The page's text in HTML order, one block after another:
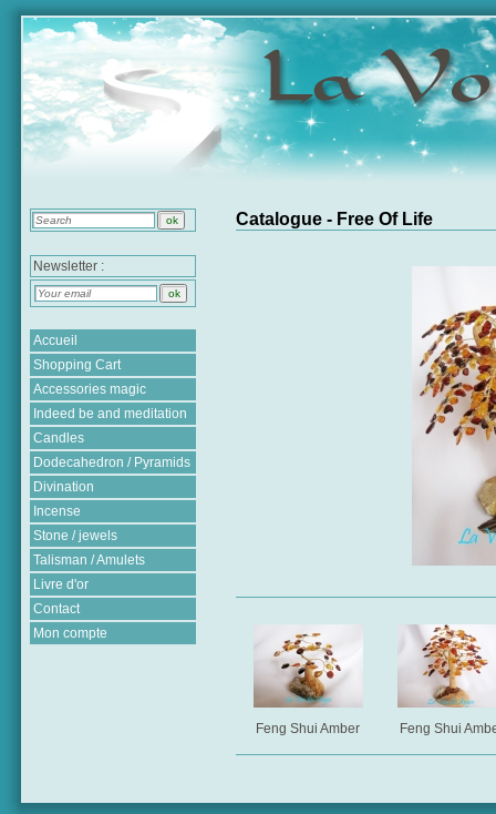
Newsletter :
Accueil
Shopping Cart
Accessories magic
Indeed be and meditation
Candles
Dodecahedron / Pyramids
Divination
Incense
Stone / jewels
Talisman / Amulets
Livre d'or
Contact
Mon compte
Catalogue - Free Of Life
Feng Shui Amber Feng Shui